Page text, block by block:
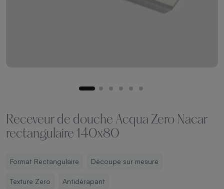
Receveur de douche Acqua Zero Nacar
rectangulaire 140x80
Format Rectangulaire Découpe sur mesure
Texture Zero Antidérapant